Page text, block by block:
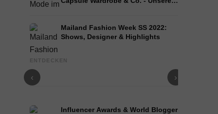
Mailand Fashion Week SS 2022:
Shows, Designer & Highlights
ENTDECKEN
‹
Guess Videos: Jeans, Hailey Bieber, Jennifer
›
Influencer Awards & World Blogger